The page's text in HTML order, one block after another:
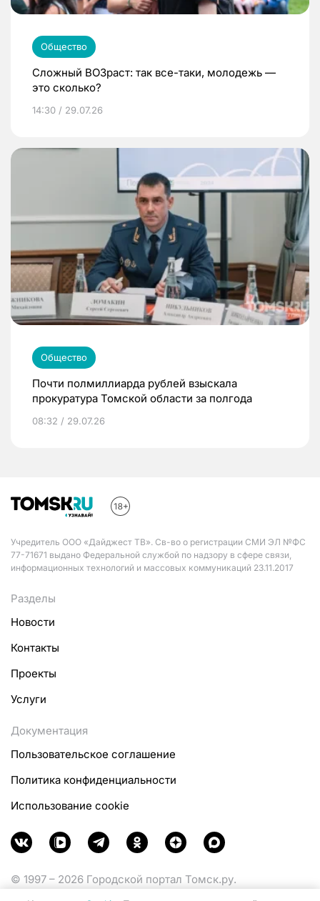
Общество
Сложный ВОЗраст: так все-таки, молодежь —
это сколько?
14:30 / 29.07.26
Общество
Почти полмиллиарда рублей взыскала
прокуратура Томской области за полгода
08:32 / 29.07.26
Учредитель ООО «Дайджест ТВ». Св-во о регистрации СМИ ЭЛ №ФС
77-71671 выдано Федеральной службой по надзору в сфере связи,
информационных технологий и массовых коммуникаций 23.11.2017
Разделы
Новости
Контакты
Проекты
Услуги
Документация
Пользовательское соглашение
Политика конфиденциальности
Использование cookie
© 1997 – 2026 Городской портал Томск.ру.